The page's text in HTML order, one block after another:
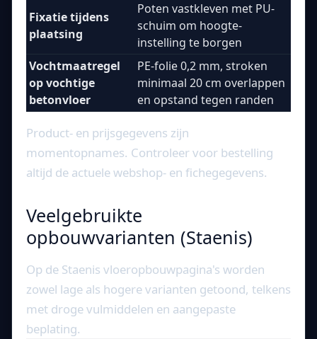
Fixatie tijdens
plaatsing
Poten vastkleven met PU-
schuim om hoogte-
instelling te borgen
Vochtmaatregel
op vochtige
betonvloer
PE-folie 0,2 mm, stroken
minimaal 20 cm overlappen
en opstand tegen randen
Product- en prijsgegevens zijn
momentopnames. Controleer voor bestelling
altijd de actuele webshop- en fichegegevens.
Veelgebruikte
opbouwvarianten (Staenis)
Op de Staenis vloeropbouwpagina's worden
zowel lage als hogere varianten getoond, telkens
met droge vulmiddelen en aangepaste
beplating.